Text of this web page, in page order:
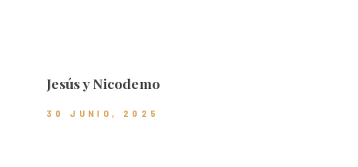
Jesús y Nicodemo
30 JUNIO, 2025